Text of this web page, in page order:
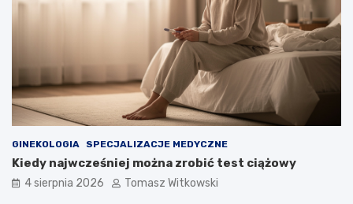
GINEKOLOGIA SPECJALIZACJE MEDYCZNE
Kiedy najwcześniej można zrobić test ciążowy
4 sierpnia 2026 Tomasz Witkowski